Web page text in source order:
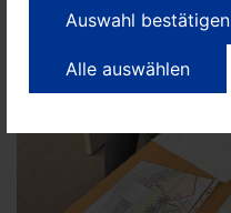
Auswahl bestätigen
Alle auswählen